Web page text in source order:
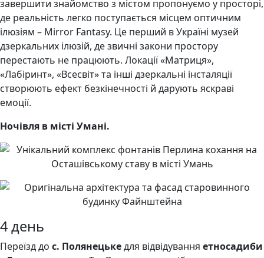
завершити знайомство з містом пропонуємо у просторі,
де реальність легко поступається місцем оптичним
ілюзіям – Mirror Fantasy. Це перший в Україні музей
дзеркальних ілюзій, де звичні закони простору
перестають не працюють. Локації «Матриця»,
«Лабіринт», «Всесвіт» та інші дзеркальні інсталяції
створюють ефект безкінечності й дарують яскраві
емоції.
Ночівля в місті Умані.
4 день
Переїзд до с. Полянецькедля відвідування етносадиби